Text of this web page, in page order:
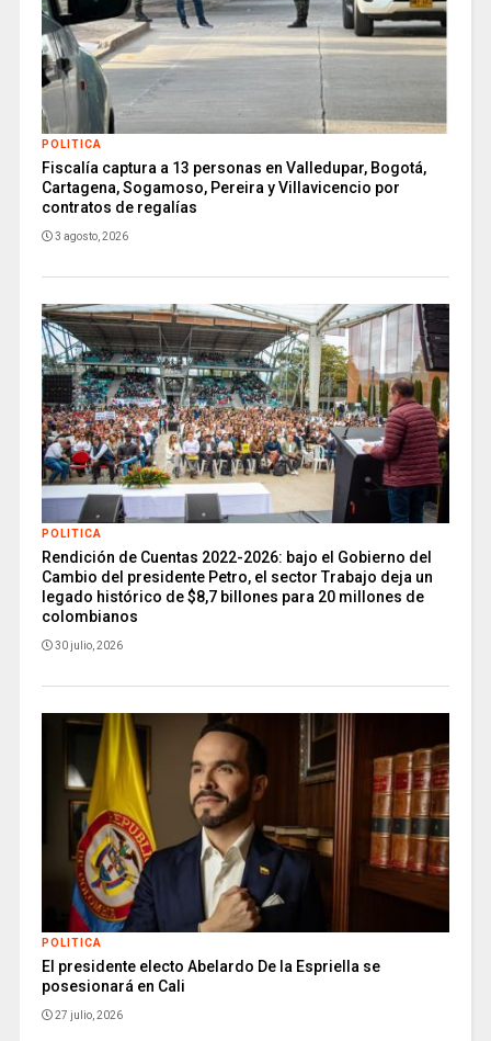
POLITICA
Fiscalía captura a 13 personas en Valledupar, Bogotá,
Cartagena, Sogamoso, Pereira y Villavicencio por
contratos de regalías
3 agosto, 2026
POLITICA
Rendición de Cuentas 2022-2026: bajo el Gobierno del
Cambio del presidente Petro, el sector Trabajo deja un
legado histórico de $8,7 billones para 20 millones de
colombianos
30 julio, 2026
POLITICA
El presidente electo Abelardo De la Espriella se
posesionará en Cali
27 julio, 2026